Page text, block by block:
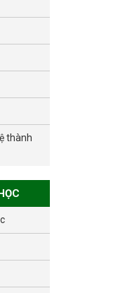
thành